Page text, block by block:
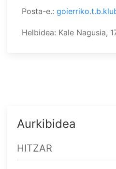
Posta-e.:
Helbidea: Kale Nagusia,
Aurkibidea
HITZAR